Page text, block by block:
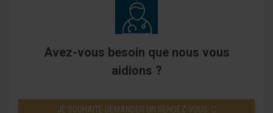
Avez-vous besoin que nous vous
aidions ?
JE SOUHAITE DEMANDER UN RENDEZ-VOUS